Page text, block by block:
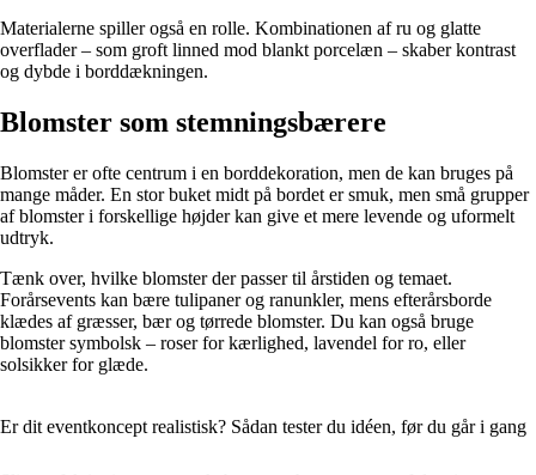
Materialerne spiller også en rolle. Kombinationen af ru og glatte
overflader – som groft linned mod blankt porcelæn – skaber kontrast
og dybde i borddækningen.
Blomster som stemningsbærere
Blomster er ofte centrum i en borddekoration, men de kan bruges på
mange måder. En stor buket midt på bordet er smuk, men små grupper
af blomster i forskellige højder kan give et mere levende og uformelt
udtryk.
Tænk over, hvilke blomster der passer til årstiden og temaet.
Forårsevents kan bære tulipaner og ranunkler, mens efterårsborde
klædes af græsser, bær og tørrede blomster. Du kan også bruge
blomster symbolsk – roser for kærlighed, lavendel for ro, eller
solsikker for glæde.
Er dit eventkoncept realistisk? Sådan tester du idéen, før du går i gang